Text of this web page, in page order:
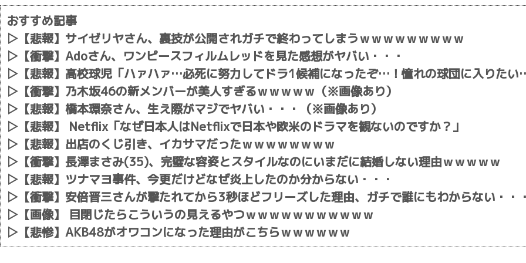
おすすめ記事
▷ 【悲報】サイゼリヤさん、裏技が公開されガチで終わってしまうｗｗｗｗｗｗｗｗｗ
▷ 【衝撃】Adoさん、ワンピースフィルムレッドを見た感想がヤバい・・・
▷ 【悲報】高校球児「ハァハァ…必死に努力してドラ1候補になったぞ…！憧れの球団に入りた
▷ 【衝撃】乃木坂46の新メンバーが美人すぎるｗｗｗｗｗ（※画像あり）
▷ 【悲報】橋本環奈さん、生え際がマジでヤバい・・・（※画像あり）
▷ 【悲報】 Netflix「なぜ日本人はNetflixで日本や欧米のドラマを観ないのですか？」
▷ 【悲報】出店のくじ引き、イカサマだったｗｗｗｗｗｗｗｗ
▷ 【衝撃】長澤まさみ(35)、完璧な容姿とスタイルなのにいまだに結婚しない理由ｗｗｗｗｗ
▷ 【悲報】ツナマヨ事件、今更だけどなぜ炎上したのか分からない・・・
▷ 【衝撃】安倍晋三さんが撃たれてから3秒ほどフリーズした理由、ガチで誰にもわからない・・・
▷ 【画像】 目閉じたらこういうの見えるやつｗｗｗｗｗｗｗｗｗｗｗ
▷ 【悲惨】AKB48がオワコンになった理由がこちらｗｗｗｗｗｗ